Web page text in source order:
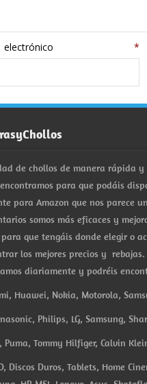
*
de chollos de manera rápida
para que podáis
para Amazon que nos
somos más eficaces y
que tengáis donde elegir o
los mejores precios y rebajas.
diariamente y podréis
Huawei, Nokia, Motorola,
Philips, LG, Samsung,
Tommy Hilfiger, Calvin
Duros, Tablets, Home